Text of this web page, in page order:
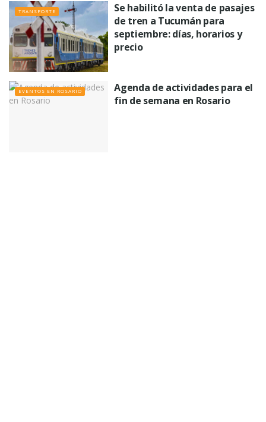
TRANSPORTE
Se habilitó la venta de pasajes
de tren a Tucumán para
septiembre: días, horarios y
precio
EVENTOS EN ROSARIO
Agenda de actividades para el
fin de semana en Rosario